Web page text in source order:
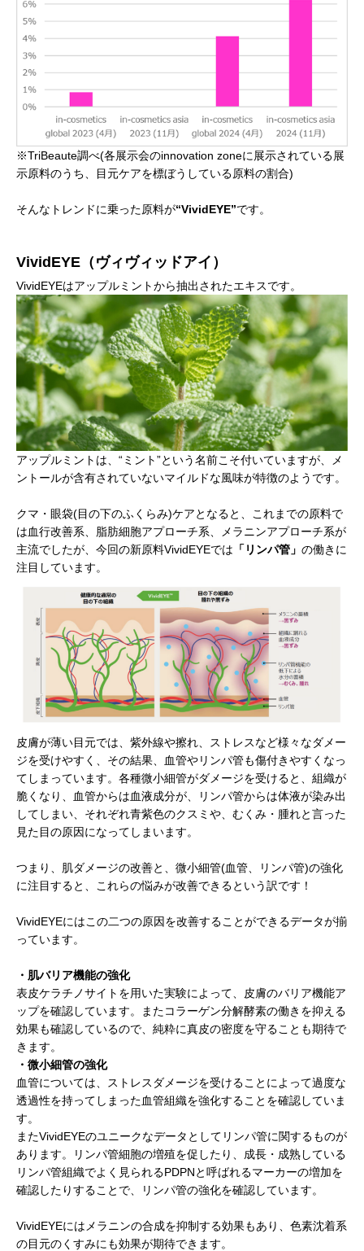
※TriBeaute調べ(各展示会のinnovation zoneに展示されている展
示原料のうち、目元ケアを標ぼうしている原料の割合)
そんなトレンドに乗った原料が“VividEYE”です。
VividEYE（ヴィヴィッドアイ）
VividEYEはアップルミントから抽出されたエキスです。
アップルミントは、“ミント”という名前こそ付いていますが、メ
ントールが含有されていないマイルドな風味が特徴のようです。
クマ・眼袋(目の下のふくらみ)ケアとなると、これまでの原料で
は血行改善系、脂肪細胞アプローチ系、メラニンアプローチ系が
主流でしたが、今回の新原料VividEYEでは 「リンパ管」 の働きに
注目しています。
皮膚が薄い目元では、紫外線や擦れ、ストレスなど様々なダメー
ジを受けやすく、その結果、血管やリンパ管も傷付きやすくなっ
てしまっています。各種微小細管がダメージを受けると、組織が
脆くなり、血管からは血液成分が、リンパ管からは体液が染み出
してしまい、それぞれ青紫色のクスミや、むくみ・腫れと言った
見た目の原因になってしまいます。
つまり、肌ダメージの改善と、微小細管(血管、リンパ管)の強化
に注目すると、これらの悩みが改善できるという訳です！
VividEYEにはこの二つの原因を改善することができるデータが揃
っています。
・肌バリア機能の強化
表皮ケラチノサイトを用いた実験によって、皮膚のバリア機能ア
ップを確認しています。またコラーゲン分解酵素の働きを抑える
効果も確認しているので、純粋に真皮の密度を守ることも期待で
きます。
・微小細管の強化
血管については、ストレスダメージを受けることによって過度な
透過性を持ってしまった血管組織を強化することを確認していま
す。
またVividEYEのユニークなデータとしてリンパ管に関するものが
あります。リンパ管細胞の増殖を促したり、成長・成熟している
リンパ管組織でよく見られるPDPNと呼ばれるマーカーの増加を
確認したりすることで、リンパ管の強化を確認しています。
VividEYEにはメラニンの合成を抑制する効果もあり、色素沈着系
の目元のくすみにも効果が期待できます。